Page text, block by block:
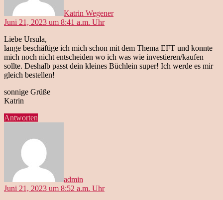
Katrin Wegener
Juni 21, 2023 um 8:41 a.m. Uhr
Liebe Ursula,
lange beschäftige ich mich schon mit dem Thema EFT und konnte
mich noch nicht entscheiden wo ich was wie investieren/kaufen
sollte. Deshalb passt dein kleines Büchlein super! Ich werde es mir
gleich bestellen!
sonnige Grüße
Katrin
Antworten
admin
Juni 21, 2023 um 8:52 a.m. Uhr